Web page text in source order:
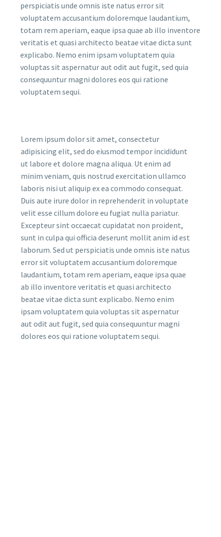
perspiciatis unde omnis iste natus error sit
voluptatem accusantium doloremque laudantium,
totam rem aperiam, eaque ipsa quae ab illo inventore
veritatis et quasi architecto beatae vitae dicta sunt
explicabo. Nemo enim ipsam voluptatem quia
voluptas sit aspernatur aut odit aut fugit, sed quia
consequuntur magni dolores eos qui ratione
voluptatem sequi.
Lorem ipsum dolor sit amet, consectetur
adipisicing elit, sed do eiusmod tempor incididunt
ut labore et dolore magna aliqua. Ut enim ad
minim veniam, quis nostrud exercitation ullamco
laboris nisi ut aliquip ex ea commodo consequat.
Duis aute irure dolor in reprehenderit in voluptate
velit esse cillum dolore eu fugiat nulla pariatur.
Excepteur sint occaecat cupidatat non proident,
sunt in culpa qui officia deserunt mollit anim id est
laborum. Sed ut perspiciatis unde omnis iste natus
error sit voluptatem accusantium doloremque
laudantium, totam rem aperiam, eaque ipsa quae
ab illo inventore veritatis et quasi architecto
beatae vitae dicta sunt explicabo. Nemo enim
ipsam voluptatem quia voluptas sit aspernatur
aut odit aut fugit, sed quia consequuntur magni
dolores eos qui ratione voluptatem sequi.